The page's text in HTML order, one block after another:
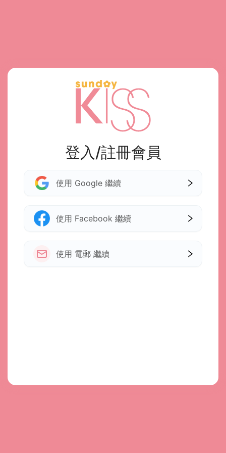
登入/註冊會員
使用 Google 繼續
使用 Facebook 繼續
使用 電郵 繼續